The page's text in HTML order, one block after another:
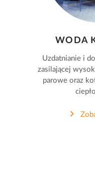
WODA
Uzdatnianie i
zasilającej
parowe oraz